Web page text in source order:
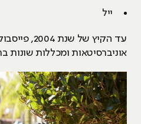
ייל
אוניברסיטאות ומכללות שונות